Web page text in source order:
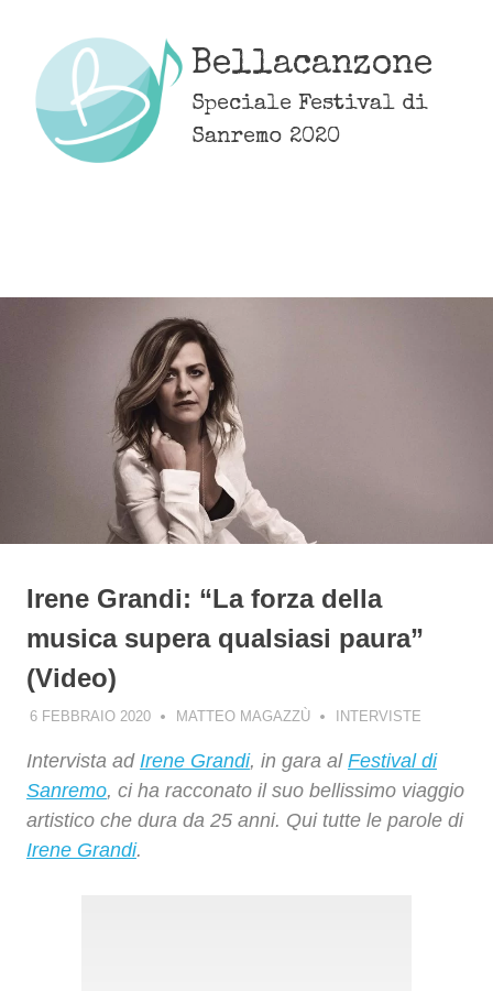
content
Bellacanzone
Speciale Festival di
Sanremo 2020
Irene Grandi: “La forza della
musica supera qualsiasi paura”
(Video)
6 FEBBRAIO 2020 MATTEO MAGAZZÙ INTERVISTE
Intervista ad Irene Grandi, in gara al Festival di
Sanremo, ci ha racconato il suo bellissimo viaggio
artistico che dura da 25 anni. Qui tutte le parole di
Irene Grandi.